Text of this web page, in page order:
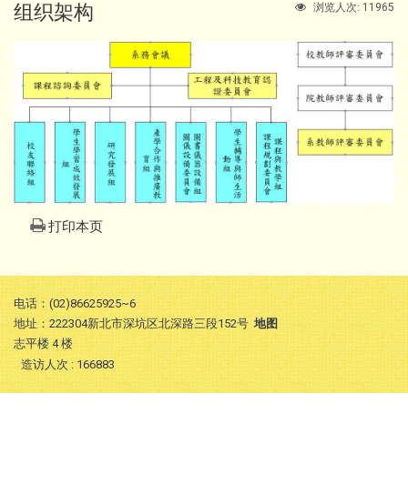
浏览人次: 11965
组织架构
打印本页
电话：(02)86625925~6
地址：222304新北市深坑区北深路三段152号地图
志平楼 4 楼
造访人次 : 166883